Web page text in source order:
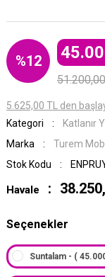
%12
5.625,00 TL den
Kategori
Katlanır
Marka
Turem
Stok Kodu
Havale
Seçenekler
Suntalam - (